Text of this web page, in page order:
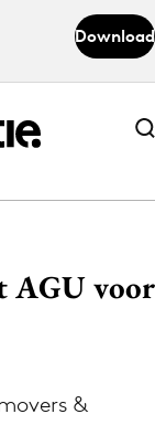
Download
Abonneer nu
Abonneer nu
AGU voor
&